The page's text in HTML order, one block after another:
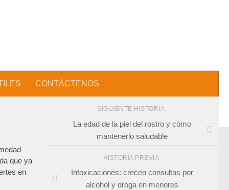
CONTÁCTENOS
SIGUIENTE HISTORIA
La edad de la piel del rostro y cómo
mantenerlo saludable
HISTORIA PREVIA
Intoxicaciones: crecen consultas por
alcohol y droga en menores
que ya
en